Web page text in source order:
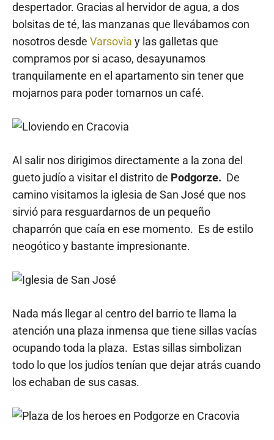
despertador. Gracias al hervidor de agua, a dos
bolsitas de té, las manzanas que llevábamos con
nosotros desde Varsovia y las galletas que
compramos por si acaso, desayunamos
tranquilamente en el apartamento sin tener que
mojarnos para poder tomarnos un café.
Al salir nos dirigimos directamente a la zona del
gueto judío a visitar el distrito de Podgorze. De
camino visitamos la iglesia de San José que nos
sirvió para resguardarnos de un pequeño
chaparrón que caía en ese momento. Es de estilo
neogótico y bastante impresionante.
Nada más llegar al centro del barrio te llama la
atención una plaza inmensa que tiene sillas vacías
ocupando toda la plaza. Estas sillas simbolizan
todo lo que los judíos tenían que dejar atrás cuando
los echaban de sus casas.